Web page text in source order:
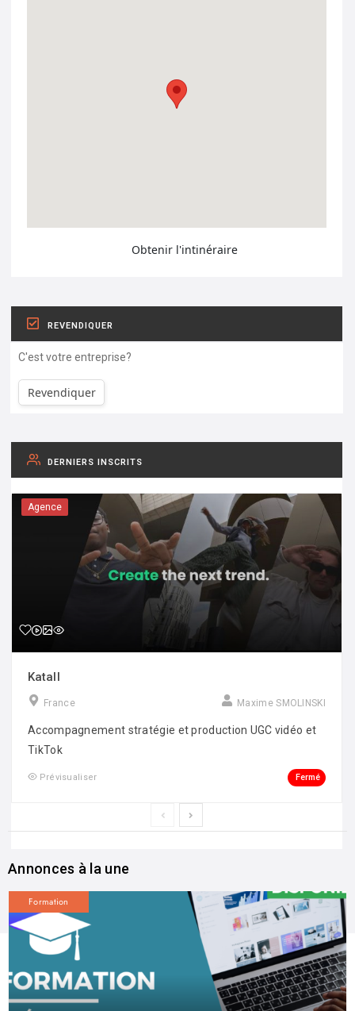
Obtenir l'intinéraire
REVENDIQUER
C'est votre entreprise?
Revendiquer
DERNIERS INSCRITS
Agence
Katall
France Maxime SMOLINSKI
Accompagnement stratégie et production UGC vidéo et
TikTok
Prévisualiser Fermé
Annonces à la une
Formation